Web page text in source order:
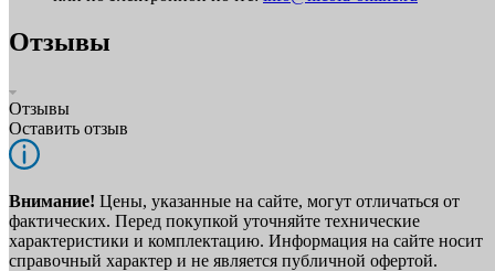
Отзывы
Отзывы
Оставить отзыв
Внимание! Цены, указанные на сайте, могут отличаться от
фактических. Перед покупкой уточняйте технические
характеристики и комплектацию. Информация на сайте носит
справочный характер и не является публичной офертой.